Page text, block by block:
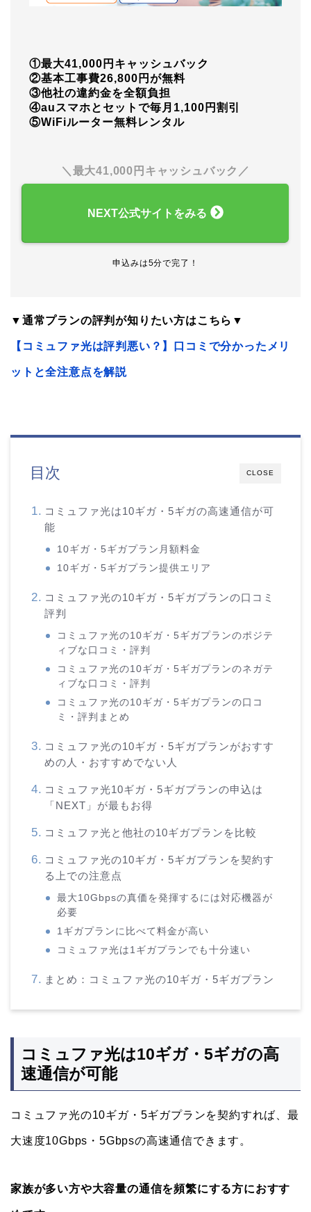
①最大41,000円キャッシュバック
②基本工事費26,800円が無料
③他社の違約金を全額負担
④auスマホとセットで毎月1,100円割引
⑤WiFiルーター無料レンタル
＼最大41,000円キャッシュバック／
NEXT公式サイトをみる
申込みは5分で完了！
▼通常プランの評判が知りたい方はこちら▼
【コミュファ光は評判悪い？】口コミで分かったメリ
ットと全注意点を解説
CLOSE
目次
コミュファ光は10ギガ・5ギガの高速通信が可
能
10ギガ・5ギガプラン月額料金
10ギガ・5ギガプラン提供エリア
コミュファ光の10ギガ・5ギガプランの口コミ
評判
コミュファ光の10ギガ・5ギガプランのポジテ
ィブな口コミ・評判
コミュファ光の10ギガ・5ギガプランのネガテ
ィブな口コミ・評判
コミュファ光の10ギガ・5ギガプランの口コ
ミ・評判まとめ
コミュファ光の10ギガ・5ギガプランがおすす
めの人・おすすめでない人
コミュファ光10ギガ・5ギガプランの申込は
「NEXT」が最もお得
コミュファ光と他社の10ギガプランを比較
コミュファ光の10ギガ・5ギガプランを契約す
る上での注意点
最大10Gbpsの真価を発揮するには対応機器が
必要
1ギガプランに比べて料金が高い
コミュファ光は1ギガプランでも十分速い
まとめ：コミュファ光の10ギガ・5ギガプラン
コミュファ光は10ギガ・5ギガの高
速通信が可能
コミュファ光の10ギガ・5ギガプランを契約すれば、最
大速度10Gbps・5Gbpsの高速通信できます。
家族が多い方や大容量の通信を頻繁にする方におすす